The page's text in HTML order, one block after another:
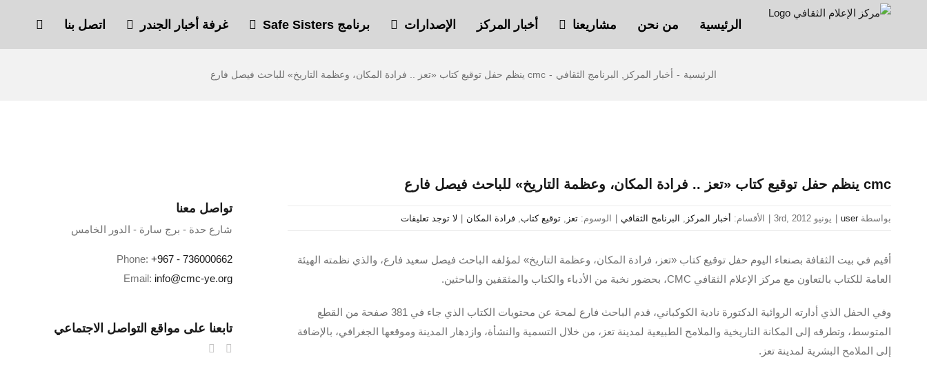
content
الرئيسية من نحن مشاريعنا أخبار المركز الإصدارات برنامج Safe Sisters غرفة أخبار الجندر اتصل بنا
الرئيسية - أخبار المركز البرنامج الثقافي - cmc ينظم حفل توقيع كتاب «تعز .. فرادة المكان، وعظمة التاريخ» للباحث فيصل فارع
cmc ينظم حفل توقيع كتاب «تعز .. فرادة المكان، وعظمة التاريخ» للباحث فيصل فارع
بواسطةuser يونيو 3rd, 2012 الأقسام: أخبار المركز , البرنامج الثقافي الوسوم: تعز , توقيع كتاب, فرادة المكان لا توجد تعليقات
أقيم في بيت الثقافة بصنعاء اليوم حفل توقيع كتاب «تعز، فرادة المكان، وعظمة التاريخ» لمؤلفه الباحث فيصل سعيد فارع، والذي نظمته الهيئة
العامة للكتاب بالتعاون مع مركز الإعلام الثقافي CMC، بحضور نخبة من الأدباء والكتاب والمثقفين والباحثين.
وفي الحفل الذي أدارته الروائية الدكتورة نادية الكوكباني، قدم الباحث فارع لمحة عن محتويات الكتاب الذي جاء في 381 صفحة من القطع
المتوسط، وتطرقه إلى المكانة التاريخية والملامح الطبيعية لمدينة تعز، من خلال التسمية والنشأة، وازدهار المدينة وموقعها الجغرافي، بالإضافة
إلى الملامح البشرية لمدينة تعز.
تواصل معنا
شارع حدة - برج سارة - الدور الخامس
Phone:+967 - 736000662
Email: info@cmc-ye.org
تابعنا على مواقع التواصل الاجتماعي